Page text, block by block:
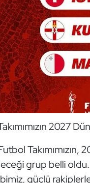
2027
grup belli
güçlü